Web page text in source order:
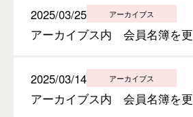
2025/03/25 アーカイブス
アーカイブス内 会員名簿を更
2025/03/14 アーカイブス
アーカイブス内 会員名簿を更